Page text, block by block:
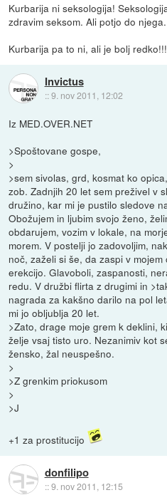
Kurbarija ni seksologija!
zdravim seksom. Ali potjo do njega.
Kurbarija pa to ni, ali je bolj redko!!!
Invictus
::9. nov 2011, 12:02
Iz MED.OVER.NET
>Spoštovane gospe,
>
>sem sivolas, grd, kosmat ko
zob. Zadnjih 20 let sem preživel v
družino, kar mi je pustilo sledove
Obožujem in ljubim svojo ženo,
obdarujem, vozim v lokale, na
morem. V postelji jo zadovoljim,
noč, zaželi si še, da zaspi v
erekcijo. Glavoboli, zaspanosti,
redu. V družbi flirta z drugimi in
nagrada za kakšno darilo na pol
mi jo obljublja 20 let.
>Zato, drage moje grem k deklini,
želje vsaj tisto uro. Nezanimiv kot
žensko, žal neuspešno.
>
>Z grenkim priokusom
>
>J
+1 za prostitucijo
donfilipo
::9. nov 2011, 12:15